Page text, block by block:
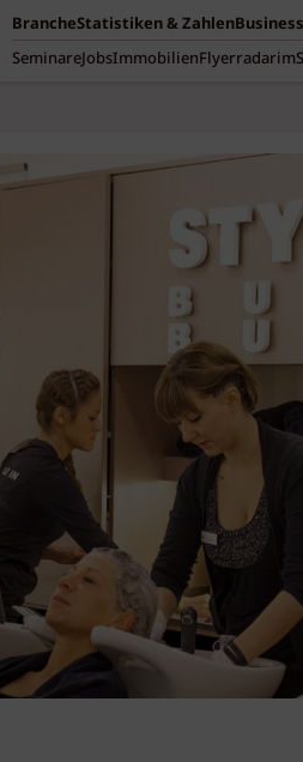
BrancheStatistiken & ZahlenBusiness
SeminareJobsImmobilienFlyerradar